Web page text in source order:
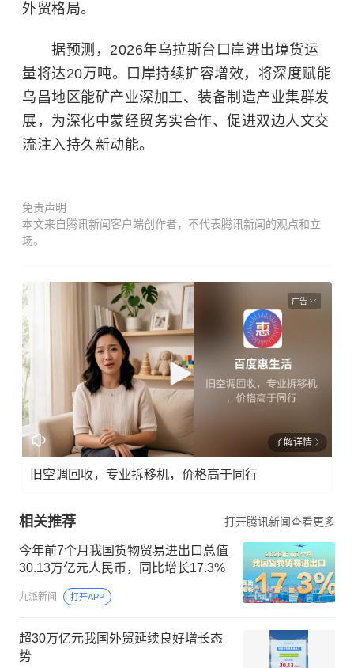
外贸格局。
据预测，2026年乌拉斯台口岸进出境货运
量将达20万吨。口岸持续扩容增效，将深度赋能
乌昌地区能矿产业深加工、装备制造产业集群发
展，为深化中蒙经贸务实合作、促进双边人文交
流注入持久新动能。
免责声明
本文来自腾讯新闻客户端创作者，不代表腾讯新闻的观点和立
场。
广告
了解详情
旧空调回收，专业拆移机，价格高于同行
相关推荐 打开腾讯新闻查看更多
今年前7个月我国货物贸易进出口总值
30.13万亿元人民币，同比增长17.3%
九派新闻 打开APP
超30万亿元我国外贸延续良好增长态
势